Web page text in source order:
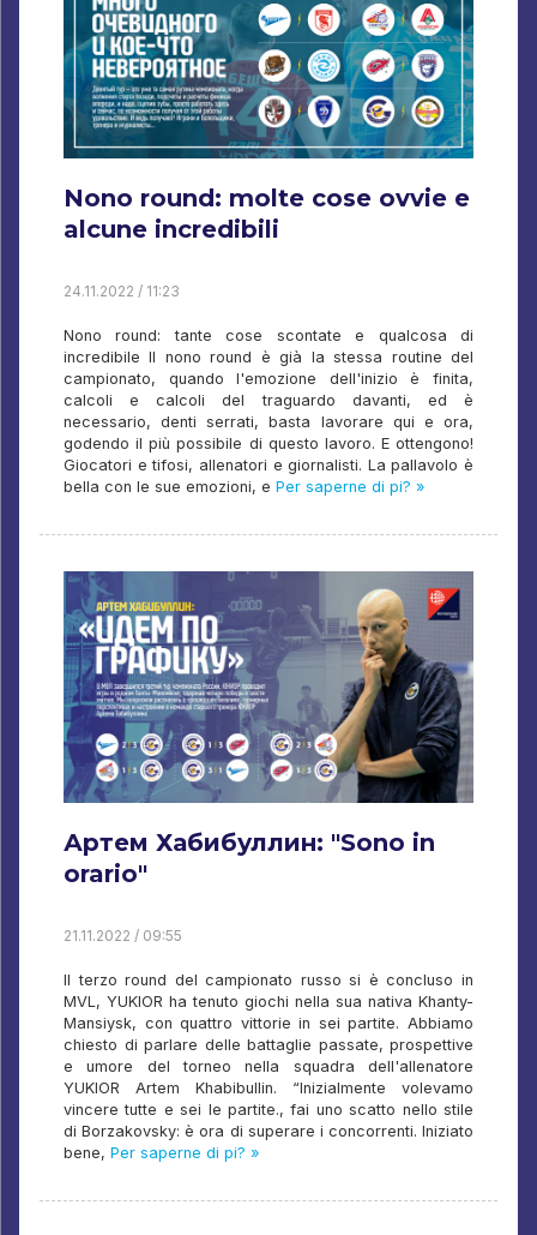
Nono round: molte cose ovvie e
alcune incredibili
24.11.2022 / 11:23
Nono round: tante cose scontate e qualcosa di
incredibile Il nono round è già la stessa routine del
campionato, quando l'emozione dell'inizio è finita,
calcoli e calcoli del traguardo davanti, ed è
necessario, denti serrati, basta lavorare qui e ora,
godendo il più possibile di questo lavoro. E ottengono!
Giocatori e tifosi, allenatori e giornalisti. La pallavolo è
bella con le sue emozioni, e Per saperne di pi? »
Артем Хабибуллин: "Sono in
orario"
21.11.2022 / 09:55
Il terzo round del campionato russo si è concluso in
MVL, YUKIOR ha tenuto giochi nella sua nativa Khanty-
Mansiysk, con quattro vittorie in sei partite. Abbiamo
chiesto di parlare delle battaglie passate, prospettive
e umore del torneo nella squadra dell'allenatore
YUKIOR Artem Khabibullin. “Inizialmente volevamo
vincere tutte e sei le partite., fai uno scatto nello stile
di Borzakovsky: è ora di superare i concorrenti. Iniziato
bene, Per saperne di pi? »